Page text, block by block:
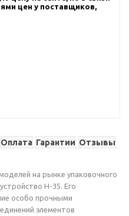
цен у поставщиков,
Оплата Гарантии Отзывы
на рынке упаковочного
Н-35. Его
особо прочными
элементов